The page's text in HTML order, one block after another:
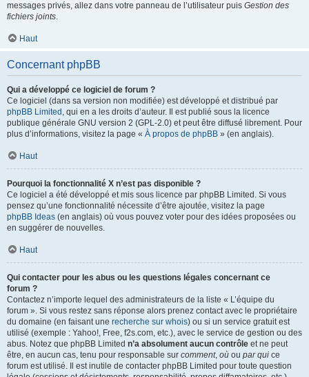
messages privés, allez dans votre panneau de l’utilisateur puis Gestion des
fichiers joints.
Haut
Concernant phpBB
Qui a développé ce logiciel de forum ?
Ce logiciel (dans sa version non modifiée) est développé et distribué par
phpBB Limited , qui en a les droits d’auteur. Il est publié sous la licence
publique générale GNU version 2 (GPL-2.0) et peut être diffusé librement. Pour
plus d’informations, visitez la page « À propos de phpBB » (en anglais).
Haut
Pourquoi la fonctionnalité X n’est pas disponible ?
Ce logiciel a été développé et mis sous licence par phpBB Limited. Si vous
pensez qu’une fonctionnalité nécessite d’être ajoutée, visitez la page
phpBB Ideas (en anglais) où vous pouvez voter pour des idées proposées ou
en suggérer de nouvelles.
Haut
Qui contacter pour les abus ou les questions légales concernant ce
forum ?
Contactez n’importe lequel des administrateurs de la liste « L’équipe du
forum ». Si vous restez sans réponse alors prenez contact avec le propriétaire
du domaine (en faisant une recherche sur whois) ou si un service gratuit est
utilisé (exemple : Yahoo!, Free, f2s.com, etc.), avec le service de gestion ou des
abus. Notez que phpBB Limited n’a absolument aucun contrôle et ne peut
être, en aucun cas, tenu pour responsable sur comment, où ou par qui ce
forum est utilisé. Il est inutile de contacter phpBB Limited pour toute question